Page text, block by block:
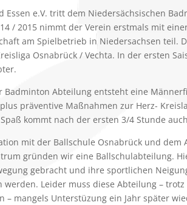
Essen e.V. tritt dem Niedersächsischen
/ 2015 nimmt der Verein erstmals mit
am Spielbetrieb in Niedersachsen teil.
Osnabrück / Vechta. In der ersten
Badminton Abteilung entsteht eine
präventive Maßnahmen zur Herz-
kommt nach der ersten 3/4 Stunde
mit der Ballschule Osnabrück und dem
gründen wir eine Ballschulabteilung.
gebracht und ihre sportlichen
werden. Leider muss diese Abteilung –
– mangels Unterstüzung ein Jahr später